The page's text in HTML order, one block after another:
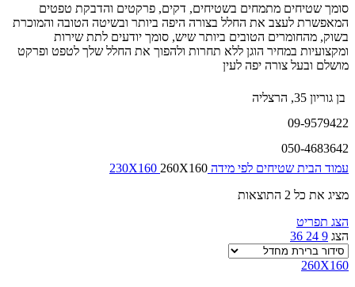
סומך שטיחים מתמחים בשטיחים, דקים, פרקטים והדבקת טפטים
המאפשרת לעצב את החלל בצורה היפה ביותר ובשיטה הטובה והמוכרת
בשוק, מהחומרים הטובים ביותר שיש, סומך יודעים לתת שירות
ומקצועיות במחיר הוגן ללא תחרות ולהפוך את החלל שלך לטפט ופרקט
מושלם ובעל צורה יפה לעין
בן גוריון 35, הרצליה
09-9579422
050-4683642
עמוד הבית שטיחים לפי מידה 230X160 260X160
מציג את כל 2 התוצאות
הצג תפריט
הצג 9
24
36
260X160